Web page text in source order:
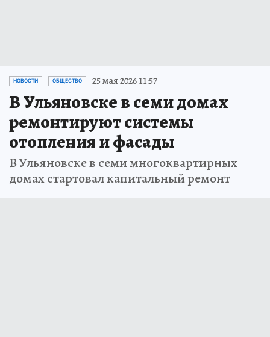
НОВОСТИ ОБЩЕСТВО 25 мая 2026 11:57
В Ульяновске в семи домах
ремонтируют системы
отопления и фасады
В Ульяновске в семи многоквартирных
домах стартовал капитальный ремонт